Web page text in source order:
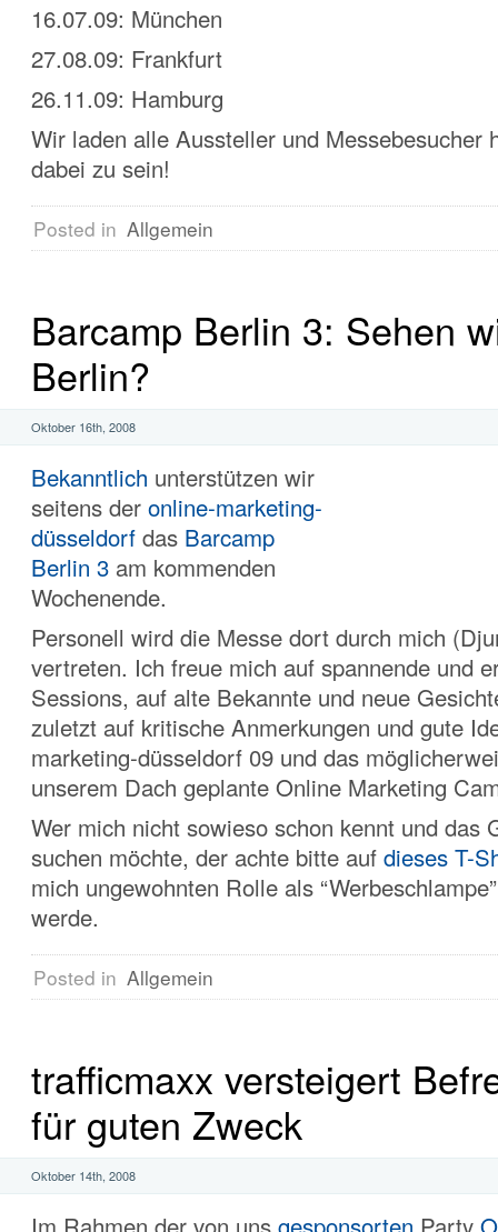
16.07.09: München
27.08.09: Frankfurt
26.11.09: Hamburg
Wir laden alle Aussteller und Messebesucher
dabei zu sein!
Posted in Allgemein
Barcamp Berlin 3: Sehen
Berlin?
Oktober 16th, 2008
Bekanntlich unterstützen wir
seitens der online-marketing-
düsseldorf das Barcamp
Berlin 3 am kommenden
Wochenende.
Personell wird die Messe dort durch mich
vertreten. Ich freue mich auf spannende und
Sessions, auf alte Bekannte und neue
zuletzt auf kritische Anmerkungen und gute
marketing-düsseldorf 09 und das
unserem Dach geplante Online Marketing
Wer mich nicht sowieso schon kennt und das
suchen möchte, der achte bitte auf dieses T-
mich ungewohnten Rolle als
werde.
Posted in Allgemein
trafficmaxx versteigert
für guten Zweck
Oktober 14th, 2008